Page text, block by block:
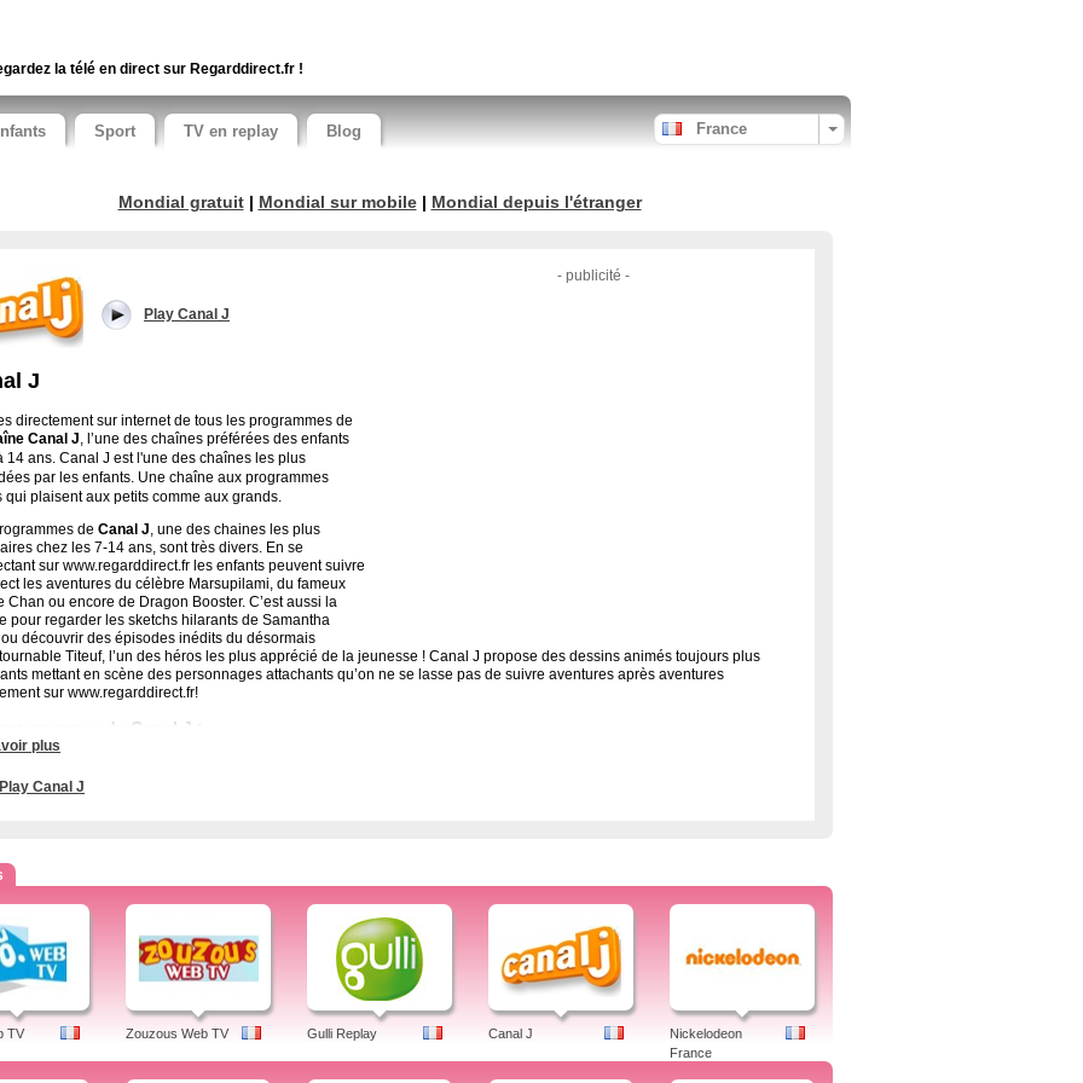
la télé en direct sur Regarddirect.fr !
Sport TV en replay Blog France
Mondial gratuit| Mondial sur mobile| Mondial depuis l'étranger
- publicité -
Play Canal J
J
directement sur internet de tous les programmes de
Canal J, l’une des chaînes préférées des enfants
14 ans. Canal J est l'une des chaînes les plus
par les enfants. Une chaîne aux programmes
qui plaisent aux petits comme aux grands.
de Canal J, une des chaines les plus
chez les 7-14 ans, sont très divers. En se
sur www.regarddirect.fr les enfants peuvent suivre
les aventures du célèbre Marsupilami, du fameux
Chan ou encore de Dragon Booster. C’est aussi la
pour regarder les sketchs hilarants de Samantha
découvrir des épisodes inédits du désormais
Titeuf, l’un des héros les plus apprécié de la jeunesse ! Canal J propose des dessins animés toujours plus
mettant en scène des personnages attachants qu’on ne se lasse pas de suivre aventures après aventures
sur www.regarddirect.fr!
de Canal J :
Zap Colllege, Yu-Gi-Oh !, Tony et Alberto, Freefonix, Le Big Jump, Léonard,
Beyraiderz, BeyWheelz, Bugsted, Canal J Battle Dance,Canal J, Canal J Style, Chasseurs de dragon, Cluédo,
Jibber Jabber, Hoota & Snoz, Kangoo Juniors, Le Big Jump, Code Lyoko, Dinosaur King, Beyblade, Animaliens,
Marsupilami, Canal J.
de Canal J sont très divers et plaisent autant aux filles qu’aux garçons ! Il y en a pour tous les goûts : dessins
séries, jeux etc. Canal J - Télévision pour enfants. Dessins animés, séries et bien plus encore.
canal j, canal j+1, replay, canal jimmy, programme, canal+ jt, jeux, sur free, canal job, logo, freebox
plus
Play Canal J
TV Zouzous Web TV Gulli Replay Canal J
Nickelodeon
France